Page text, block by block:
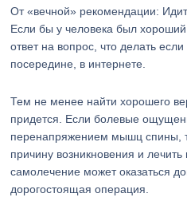
От «вечной» рекомендации:
Если бы у человека был
ответ на вопрос, что делать
посередине, в интернете.
Тем не менее найти хорошего
придется. Если болевые
перенапряжением мышц спины,
причину возникновения и
самолечение может оказаться
дорогостоящая операция.